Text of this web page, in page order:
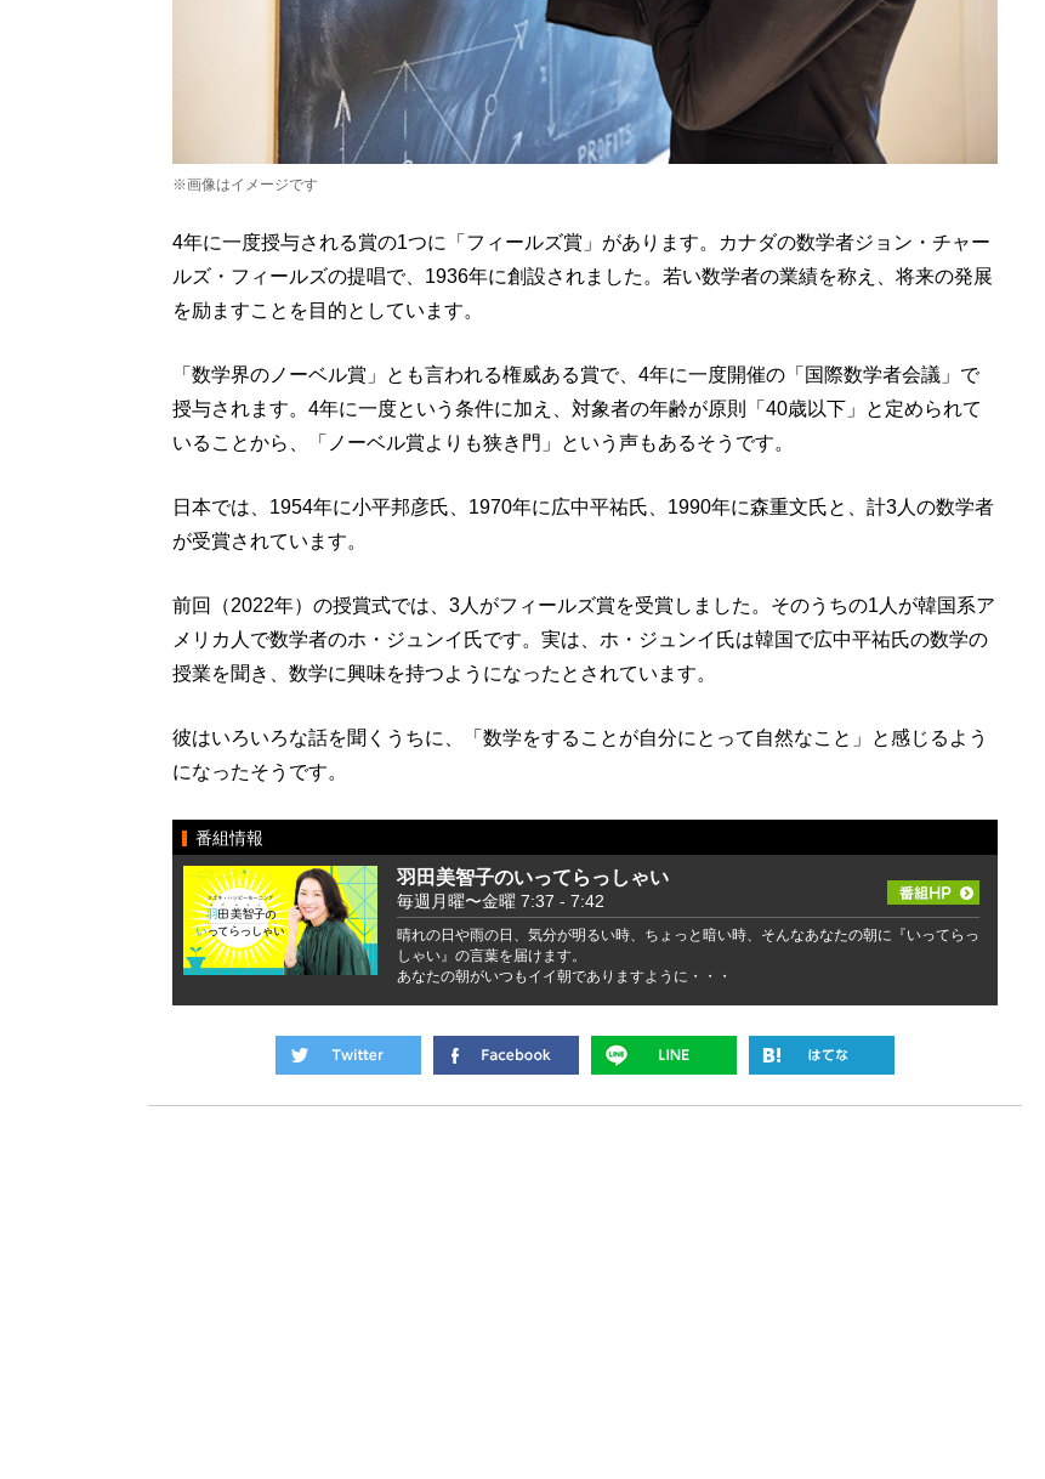
※画像はイメージです
4年に一度授与される賞の1つに「フィールズ賞」があります。カナダの数学者ジョン・チャー
ルズ・フィールズの提唱で、1936年に創設されました。若い数学者の業績を称え、将来の発展
を励ますことを目的としています。
「数学界のノーベル賞」とも言われる権威ある賞で、4年に一度開催の「国際数学者会議」で
授与されます。4年に一度という条件に加え、対象者の年齢が原則「40歳以下」と定められて
いることから、「ノーベル賞よりも狭き門」という声もあるそうです。
日本では、1954年に小平邦彦氏、1970年に広中平祐氏、1990年に森重文氏と、計3人の数学者
が受賞されています。
前回（2022年）の授賞式では、3人がフィールズ賞を受賞しました。そのうちの1人が韓国系ア
メリカ人で数学者のホ・ジュンイ氏です。実は、ホ・ジュンイ氏は韓国で広中平祐氏の数学の
授業を聞き、数学に興味を持つようになったとされています。
彼はいろいろな話を聞くうちに、「数学をすることが自分にとって自然なこと」と感じるよう
になったそうです。
番組情報
羽田美智子のいってらっしゃい
毎週月曜〜金曜 7:37 - 7:42
晴れの日や雨の日、気分が明るい時、ちょっと暗い時、そんなあなたの朝に『いってらっ
しゃい』の言葉を届けます。
あなたの朝がいつもイイ朝でありますように・・・